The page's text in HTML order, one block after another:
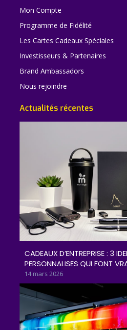
Mon Compte
Programme de Fidélité
Les Cartes Cadeaux Spéciales
Investisseurs & Partenaires
Brand Ambassadors
Nous rejoindre
Actualités récentes
CADEAUX D’ENTREPRISE : 3
PERSONNALISES QUI FONT
14 mars 2026